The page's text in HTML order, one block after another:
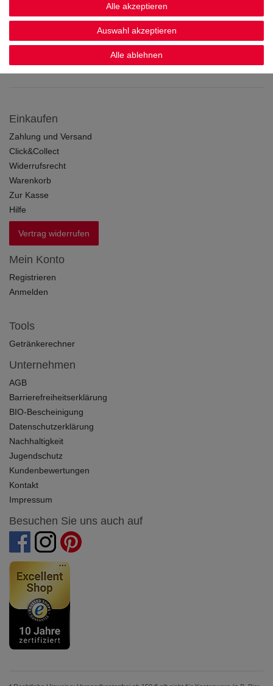
Sicherheit & Zertifikate
Einkaufen
Zahlung und Versand
Click&Collect
Widerrufsrecht
Warenkorb
Zur Kasse
Hilfe
Vertrag widerrufen
Mein Konto
Registrieren
Anmelden
Tools
Getränkerechner
Unternehmen
AGB
Barrierefreiheitserklärung
BIO-Bescheinigung
Datenschutzerklärung
Nachhaltigkeit
Jugendschutz
Kundenbewertungen
Kontakt
Impressum
Besuchen Sie uns auch auf
Alle akzeptieren
Auswahl akzeptieren
Alle ablehnen